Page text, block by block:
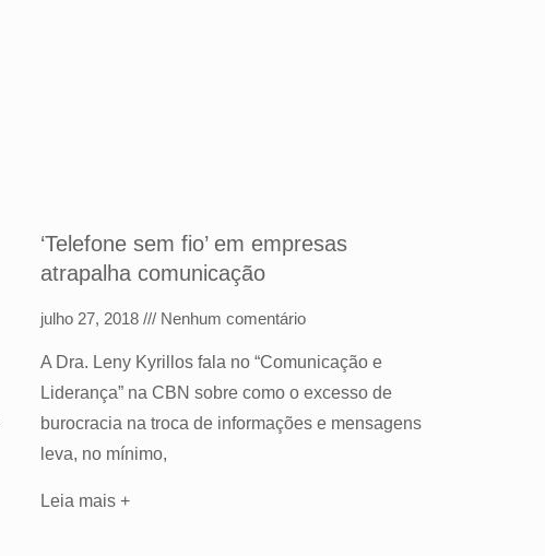
‘Telefone sem fio’ em empresas
atrapalha comunicação
julho 27, 2018 Nenhum comentário
A Dra. Leny Kyrillos fala no “Comunicação e
Liderança” na CBN sobre como o excesso de
burocracia na troca de informações e mensagens
leva, no mínimo,
Leia mais +